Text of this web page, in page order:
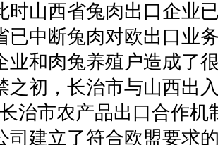
时山西省兔肉出口企业
已中断兔肉对欧出口业
业和肉兔养殖户造成了
之初，长治市与山西出
治市农产品出口合作机
司建立了符合欧盟要求